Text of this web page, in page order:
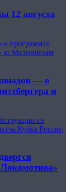
12 августа
о программах
за Малининым
— о
и
со
Кубка России